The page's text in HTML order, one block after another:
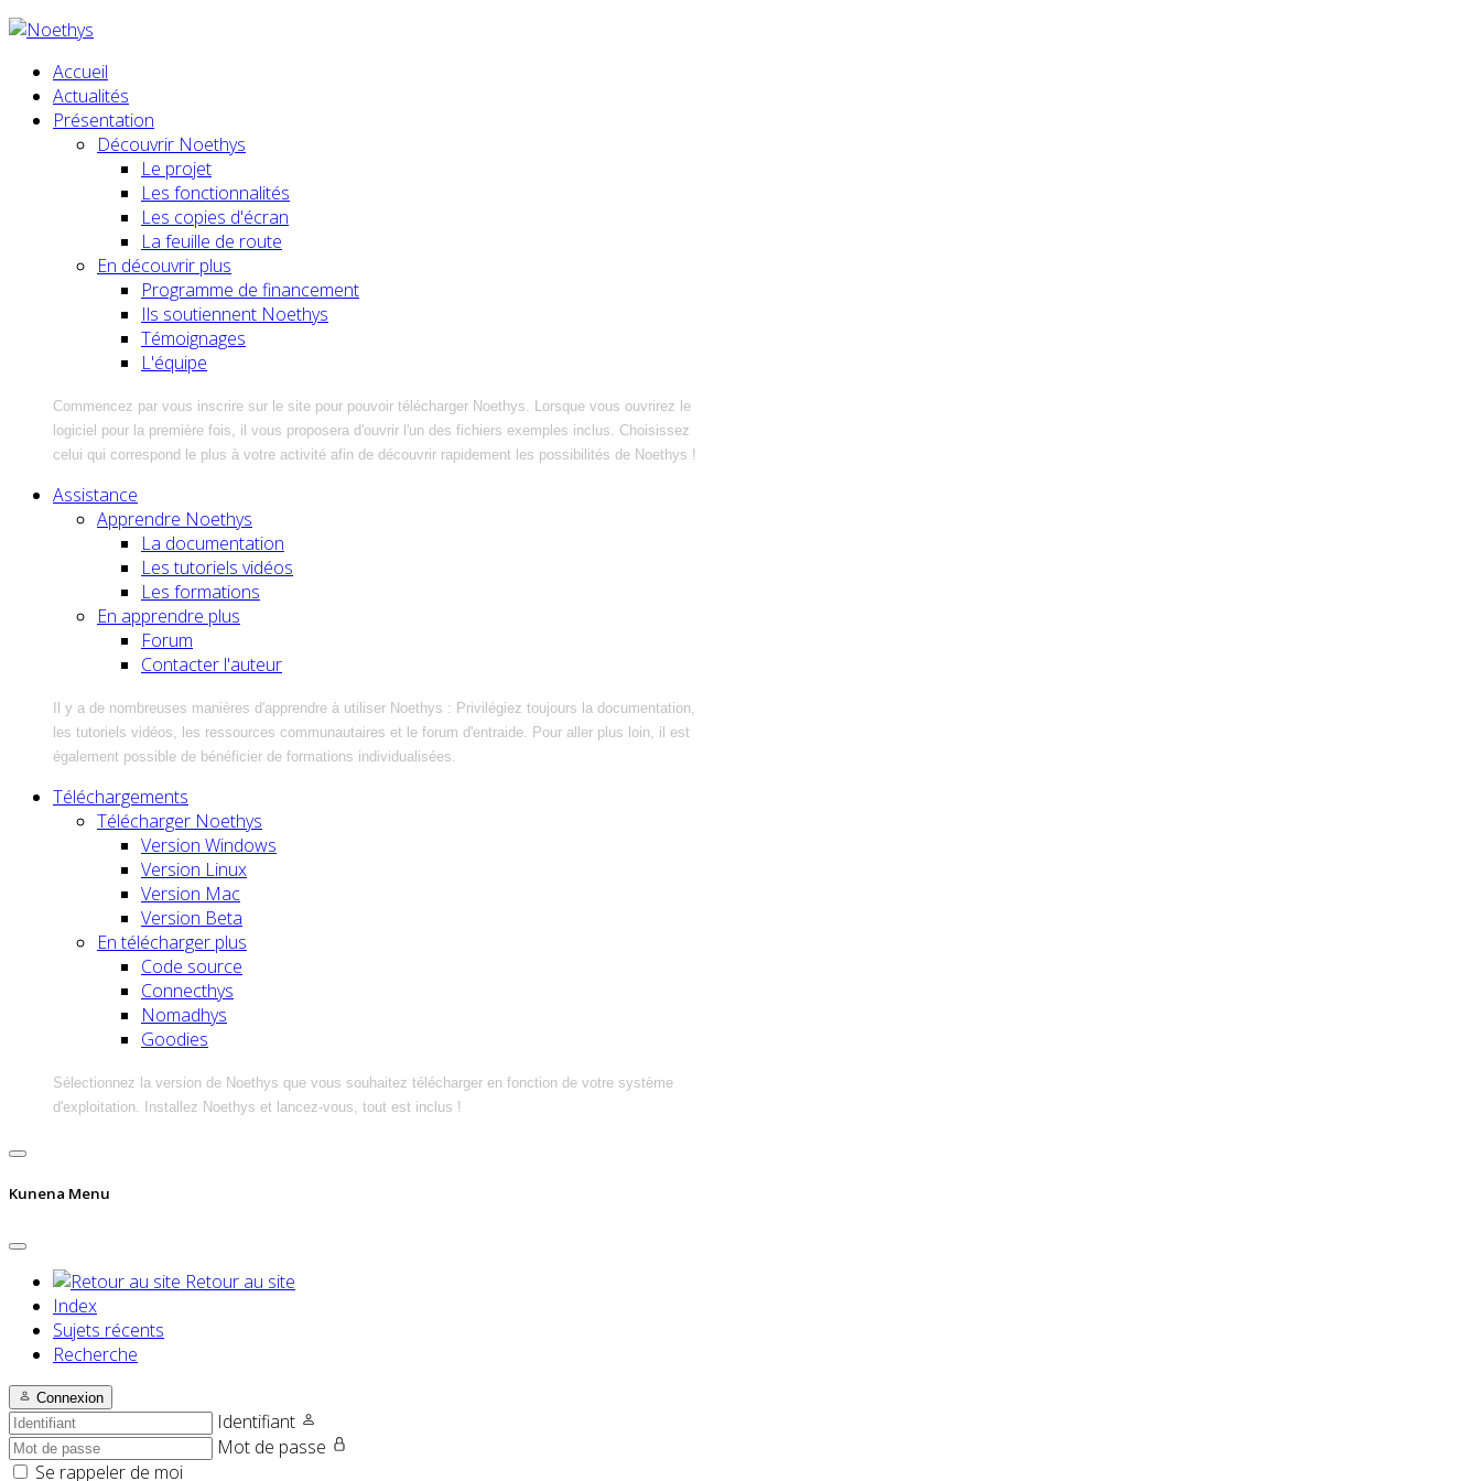
Accueil
Actualités
Présentation
Découvrir Noethys
Le projet
Les fonctionnalités
Les copies d'écran
La feuille de route
En découvrir plus
Programme de financement
Ils soutiennent Noethys
Témoignages
L'équipe
Commencez par vous inscrire sur le site pour pouvoir télécharger Noethys. Lorsque vous ouvrirez le
logiciel pour la première fois, il vous proposera d'ouvrir l'un des fichiers exemples inclus. Choisissez
celui qui correspond le plus à votre activité afin de découvrir rapidement les possibilités de Noethys !
Assistance
Apprendre Noethys
La documentation
Les tutoriels vidéos
Les formations
En apprendre plus
Forum
Contacter l'auteur
Il y a de nombreuses manières d'apprendre à utiliser Noethys : Privilégiez toujours la documentation,
les tutoriels vidéos, les ressources communautaires et le forum d'entraide. Pour aller plus loin, il est
également possible de bénéficier de formations individualisées.
Téléchargements
Télécharger Noethys
Version Windows
Version Linux
Version Mac
Version Beta
En télécharger plus
Code source
Connecthys
Nomadhys
Goodies
Sélectionnez la version de Noethys que vous souhaitez télécharger en fonction de votre système
d'exploitation. Installez Noethys et lancez-vous, tout est inclus !
Kunena Menu
Retour au site
Index
Sujets récents
Recherche
Connexion
Identifiant
Mot de passe
Se rappeler de moi